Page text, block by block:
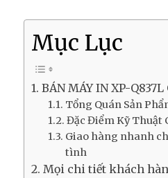
Mục Lục
BÁN MÁY IN XP-Q837L
Tổng Quán Sản
Đặc Điểm Kỹ Thuật
Giao hàng nhanh
tình
Mọi chi tiết khách